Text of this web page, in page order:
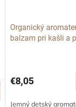
Organický
balzam pri kašli a
€8,05
Jemný detský